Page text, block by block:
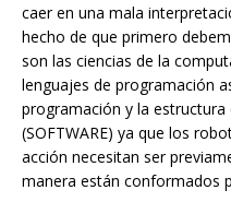
caer en una mala
hecho de que primero
son las ciencias de la
lenguajes de programación
programación y la
(SOFTWARE) ya que los
acción necesitan ser
manera están conformados